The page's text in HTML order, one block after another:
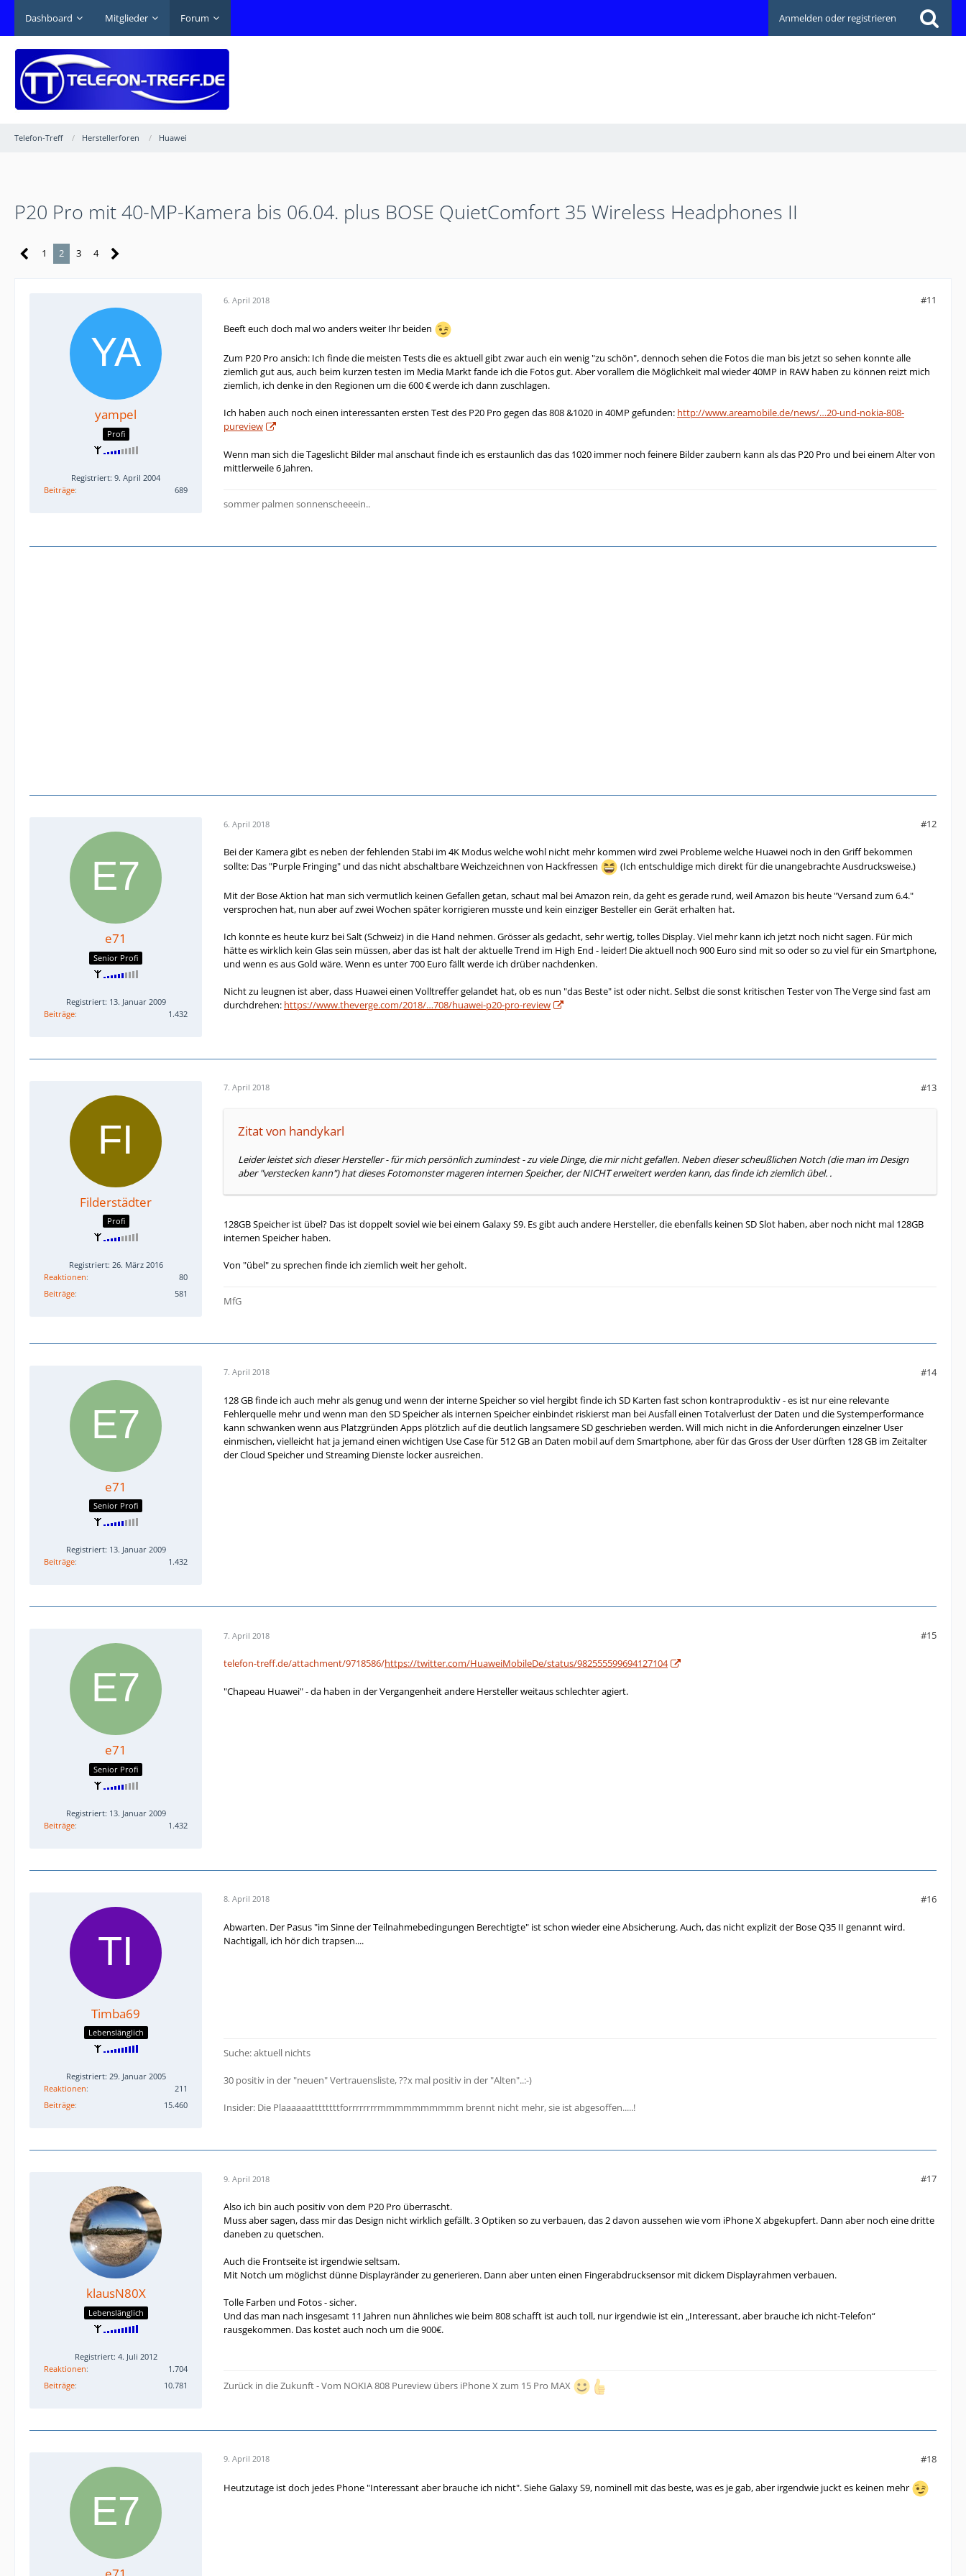
Dashboard Mitglieder Forum Anmelden oder registrieren
Telefon-Treff Herstellerforen Huawei
P20 Pro mit 40-MP-Kamera bis 06.04. plus BOSE QuietComfort 35 Wireless Headphones II
1 2 3 4
yampel
Profi
Registriert: 9. April 2004
Beiträge
689
6. April 2018 #11
Beeft euch doch mal wo anders weiter Ihr beiden
Zum P20 Pro ansich: Ich finde die meisten Tests die es aktuell gibt zwar auch ein wenig "zu schön", dennoch sehen die Fotos die man bis jetzt so sehen konnte alle
ziemlich gut aus, auch beim kurzen testen im Media Markt fande ich die Fotos gut. Aber vorallem die Möglichkeit mal wieder 40MP in RAW haben zu können reizt mich
ziemlich, ich denke in den Regionen um die 600 € werde ich dann zuschlagen.
Ich haben auch noch einen interessanten ersten Test des P20 Pro gegen das 808 &1020 in 40MP gefunden: http://www.areamobile.de/news/…20-und-nokia-808-
pureview
Wenn man sich die Tageslicht Bilder mal anschaut finde ich es erstaunlich das das 1020 immer noch feinere Bilder zaubern kann als das P20 Pro und bei einem Alter von
mittlerweile 6 Jahren.
sommer palmen sonnenscheeein..
e71
Senior Profi
Registriert: 13. Januar 2009
Beiträge
1.432
6. April 2018 #12
Bei der Kamera gibt es neben der fehlenden Stabi im 4K Modus welche wohl nicht mehr kommen wird zwei Probleme welche Huawei noch in den Griff bekommen
sollte: Das "Purple Fringing" und das nicht abschaltbare Weichzeichnen von Hackfressen
(Ich entschuldige mich direkt für die unangebrachte Ausdrucksweise.)
Mit der Bose Aktion hat man sich vermutlich keinen Gefallen getan, schaut mal bei Amazon rein, da geht es gerade rund, weil Amazon bis heute "Versand zum 6.4."
versprochen hat, nun aber auf zwei Wochen später korrigieren musste und kein einziger Besteller ein Gerät erhalten hat.
Ich konnte es heute kurz bei Salt (Schweiz) in die Hand nehmen. Grösser als gedacht, sehr wertig, tolles Display. Viel mehr kann ich jetzt noch nicht sagen. Für mich
hätte es wirklich kein Glas sein müssen, aber das ist halt der aktuelle Trend im High End - leider! Die aktuell noch 900 Euro sind mit so oder so zu viel für ein Smartphone,
und wenn es aus Gold wäre. Wenn es unter 700 Euro fällt werde ich drüber nachdenken.
Nicht zu leugnen ist aber, dass Huawei einen Volltreffer gelandet hat, ob es nun "das Beste" ist oder nicht. Selbst die sonst kritischen Tester von The Verge sind fast am
durchdrehen: https://www.theverge.com/2018/…708/huawei-p20-pro-review
Filderstädter
Profi
Registriert: 26. März 2016
Reaktionen
80
Beiträge
581
7. April 2018 #13
Zitat von handykarl
Leider leistet sich dieser Hersteller - für mich persönlich zumindest - zu viele Dinge, die mir nicht gefallen. Neben dieser scheußlichen Notch (die man im Design
aber "verstecken kann") hat dieses Fotomonster mageren internen Speicher, der NICHT erweitert werden kann, das finde ich ziemlich übel. .
128GB Speicher ist übel? Das ist doppelt soviel wie bei einem Galaxy S9. Es gibt auch andere Hersteller, die ebenfalls keinen SD Slot haben, aber noch nicht mal 128GB
internen Speicher haben.
Von "übel" zu sprechen finde ich ziemlich weit her geholt.
MfG
e71
Senior Profi
Registriert: 13. Januar 2009
Beiträge
1.432
7. April 2018 #14
128 GB finde ich auch mehr als genug und wenn der interne Speicher so viel hergibt finde ich SD Karten fast schon kontraproduktiv - es ist nur eine relevante
Fehlerquelle mehr und wenn man den SD Speicher als internen Speicher einbindet riskierst man bei Ausfall einen Totalverlust der Daten und die Systemperformance
kann schwanken wenn aus Platzgründen Apps plötzlich auf die deutlich langsamere SD geschrieben werden. Will mich nicht in die Anforderungen einzelner User
einmischen, vielleicht hat ja jemand einen wichtigen Use Case für 512 GB an Daten mobil auf dem Smartphone, aber für das Gross der User dürften 128 GB im Zeitalter
der Cloud Speicher und Streaming Dienste locker ausreichen.
e71
Senior Profi
Registriert: 13. Januar 2009
Beiträge
1.432
7. April 2018 #15
telefon-treff.de/attachment/9718586/https://twitter.com/HuaweiMobileDe/status/982555599694127104
"Chapeau Huawei" - da haben in der Vergangenheit andere Hersteller weitaus schlechter agiert.
Timba69
Lebenslänglich
Registriert: 29. Januar 2005
Reaktionen
211
Beiträge
15.460
8. April 2018 #16
Abwarten. Der Pasus "im Sinne der Teilnahmebedingungen Berechtigte" ist schon wieder eine Absicherung. Auch, das nicht explizit der Bose Q35 II genannt wird.
Nachtigall, ich hör dich trapsen....
Suche: aktuell nichts
30 positiv in der "neuen" Vertrauensliste, ??x mal positiv in der "Alten"..:-)
Insider: Die Plaaaaaattttttttforrrrrrrrmmmmmmmmmm brennt nicht mehr, sie ist abgesoffen.....!
klausN80X
Lebenslänglich
Registriert: 4. Juli 2012
Reaktionen
1.704
Beiträge
10.781
9. April 2018 #17
Also ich bin auch positiv von dem P20 Pro überrascht.
Muss aber sagen, dass mir das Design nicht wirklich gefällt. 3 Optiken so zu verbauen, das 2 davon aussehen wie vom iPhone X abgekupfert. Dann aber noch eine dritte
daneben zu quetschen.
Auch die Frontseite ist irgendwie seltsam.
Mit Notch um möglichst dünne Displayränder zu generieren. Dann aber unten einen Fingerabdrucksensor mit dickem Displayrahmen verbauen.
Tolle Farben und Fotos - sicher.
Und das man nach insgesamt 11 Jahren nun ähnliches wie beim 808 schafft ist auch toll, nur irgendwie ist ein „Interessant, aber brauche ich nicht-Telefon“
rausgekommen. Das kostet auch noch um die 900€.
Zurück in die Zukunft - Vom NOKIA 808 Pureview übers iPhone X zum 15 Pro MAX
9. April 2018 #18
Heutzutage ist doch jedes Phone "Interessant aber brauche ich nicht". Siehe Galaxy S9, nominell mit das beste, was es je gab, aber irgendwie juckt es keinen mehr